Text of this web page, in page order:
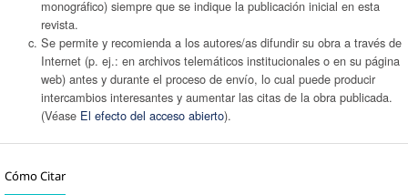
monográfico) siempre que se indique la publicación inicial en esta
revista.
Se permite y recomienda a los autores/as difundir su obra a través de
Internet (p. ej.: en archivos telemáticos institucionales o en su página
web) antes y durante el proceso de envío, lo cual puede producir
intercambios interesantes y aumentar las citas de la obra publicada.
(Véase El efecto del acceso abierto).
Cómo Citar